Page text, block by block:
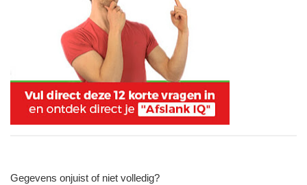
Gegevens onjuist of niet volledig?